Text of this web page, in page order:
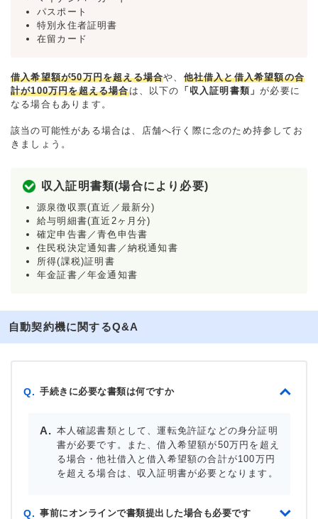
パスポート
特別永住者証明書
在留カード
借入希望額が50万円を超える場合や、 他社借入と借入希望額の合
計が100万円を超える場合は、以下の 「収入証明書類」が必要に
なる場合もあります。
該当の可能性がある場合は、店舗へ行く際に念のため持参してお
きましょう。
収入証明書類(場合により必要)
源泉徴収票(直近／最新分)
給与明細書(直近2ヶ月分)
確定申告書／青色申告書
住民税決定通知書／納税通知書
所得(課税)証明書
年金証書／年金通知書
自動契約機に関するQ&A
Q. 手続きに必要な書類は何ですか
本人確認書類として、運転免許証などの身分証明
書が必要です。また、借入希望額が50万円を超え
る場合・他社借入と借入希望額の合計が100万円
を超える場合は、収入証明書が必要となります。
Q. 事前にオンラインで書類提出した場合も必要です